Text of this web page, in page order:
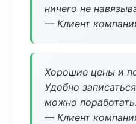
ничего не
— Клиент
Хорошие цены и
Удобно
можно поработать.
— Клиент